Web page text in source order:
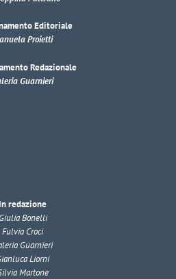
Editoriale
Proietti
Redazionale
Guarnieri
In redazione
Giulia Bonelli
Fulvia Croci
Guarnieri
Liorni
Martone